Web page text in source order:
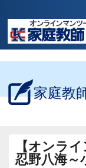
家庭教
【オンラ
忍野八海～